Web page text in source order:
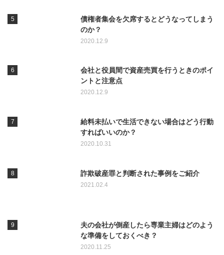
債権者集会を欠席するとどうなってしまう
のか？
2020.12.9
会社と役員間で資産売買を行うときのポイ
ントと注意点
2020.12.9
給料未払いで生活できない場合はどう行動
すればいいのか？
2020.10.31
詐欺破産罪と判断された事例をご紹介
2021.02.4
夫の会社が倒産したら専業主婦はどのよう
な準備をしておくべき？
2020.11.25